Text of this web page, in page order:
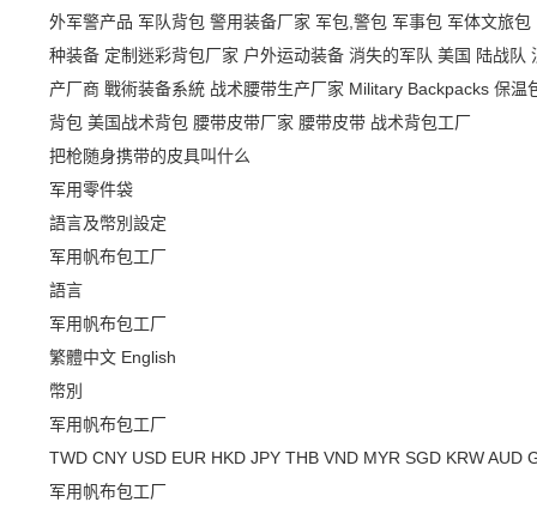
外军警产品 军队背包 警用装备厂家 军包,警包 军事包 军体文旅包
种装备 定制迷彩背包厂家 户外运动装备 消失的军队 美国 陆战队
产厂商 戰術装备系統 战术腰带生产厂家 Military Backpacks 保温
背包 美国战术背包 腰带皮带厂家 腰带皮带 战术背包工厂
把枪随身携带的皮具叫什么
军用零件袋
語言及幣別設定
军用帆布包工厂
語言
军用帆布包工厂
繁體中文 English
幣別
军用帆布包工厂
TWD CNY USD EUR HKD JPY THB VND MYR SGD KRWAUD
军用帆布包工厂